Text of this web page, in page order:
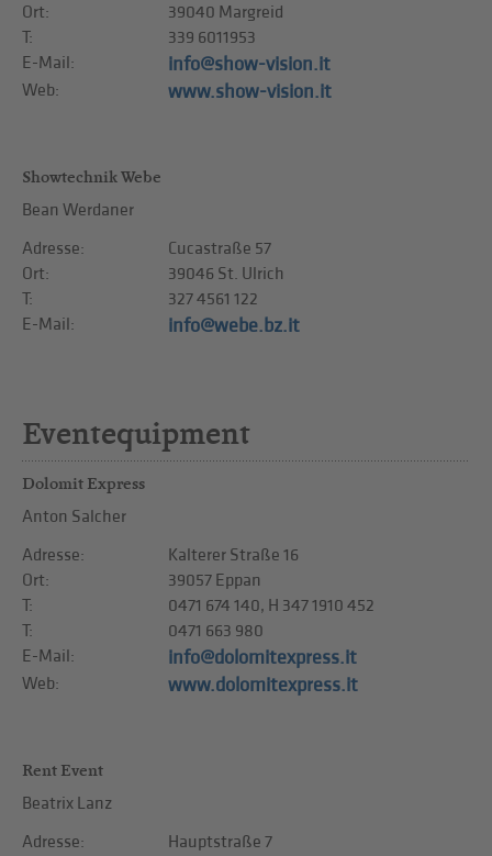
Ort:
39040 Margreid
T:
339 6011953
E-Mail:
info@show-vision.it
Web: www.show-vision.it
Showtechnik Webe
Bean Werdaner
Adresse:
Cucastraße 57
Ort:
39046 St. Ulrich
T:
327 4561 122
E-Mail:
info@webe.bz.it
Eventequipment
Dolomit Express
Anton Salcher
Adresse:
Kalterer Straße 16
Ort:
39057 Eppan
T:
0471 674 140, H 347 1910 452
T:
0471 663 980
E-Mail:
info@dolomitexpress.it
Web: www.dolomitexpress.it
Rent Event
Beatrix Lanz
Adresse:
Hauptstraße 7